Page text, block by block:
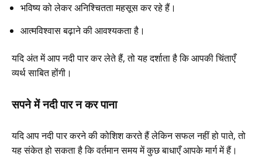
भविष्य को लेकर अनिश्चितता महसूस कर रहे हैं।
आत्मविश्वास बढ़ाने की आवश्यकता है।
यदि अंत में आप नदी पार कर लेते हैं, तो यह दर्शाता है कि आपकी चिंताएँ
व्यर्थ साबित होंगी।
सपने में नदी पार न कर पाना
यदि आप नदी पार करने की कोशिश करते हैं लेकिन सफल नहीं हो पाते, तो
यह संकेत हो सकता है कि वर्तमान समय में कुछ बाधाएँ आपके मार्ग में हैं।